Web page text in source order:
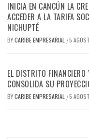
INICIA EN CANCÚN LA
ACCEDER A LA TARIFA
NICHUPTÉ
BYCARIBE EMPRESARIAL /5
EL DISTRITO FINANCIERO
CONSOLIDA SU
BYCARIBE EMPRESARIAL /5